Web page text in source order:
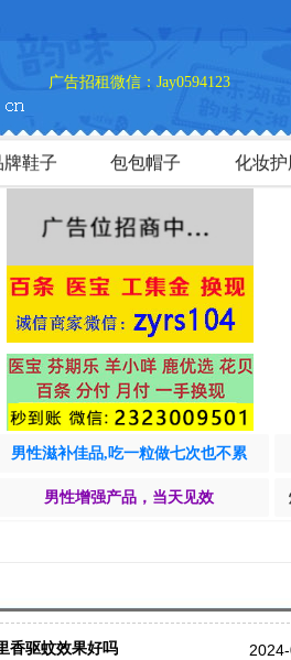
广告招租微信：Jay0594123
牌鞋子 包包帽子 化妆护
男性滋补佳品,吃一粒做七次也不累
男性增强产品，当天见效
香驱蚊效果好吗